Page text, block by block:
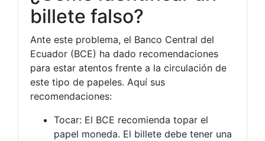
billete falso?
Ante este problema, el Banco Central del
Ecuador (BCE) ha dado recomendaciones
para estar atentos frente a la circulación de
este tipo de papeles. Aquí sus
recomendaciones:
Tocar: El BCE recomienda topar el
papel moneda. El billete debe tener una